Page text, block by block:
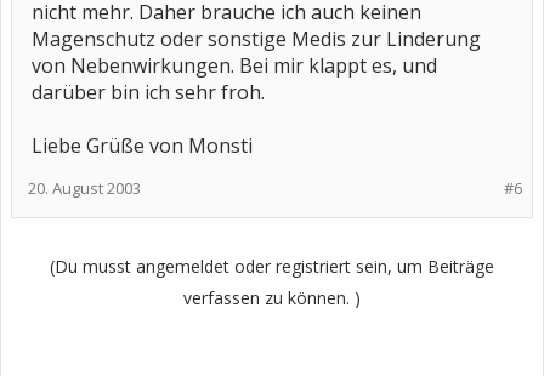
nicht mehr. Daher brauche ich auch keinen
Magenschutz oder sonstige Medis zur Linderung
von Nebenwirkungen. Bei mir klappt es, und
darüber bin ich sehr froh.
Liebe Grüße von Monsti
#6
20. August 2003
(Du musst angemeldet oder registriert sein, um Beiträge
verfassen zu können. )